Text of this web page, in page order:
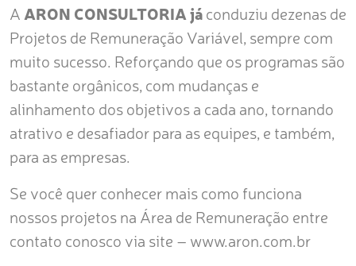
A ARON CONSULTORIA jáconduziu dezenas de
Projetos de Remuneração Variável, sempre com
muito sucesso. Reforçando que os programas são
bastante orgânicos, com mudanças e
alinhamento dos objetivos a cada ano, tornando
atrativo e desafiador para as equipes, e também,
para as empresas.
Se você quer conhecer mais como funciona
nossos projetos na Área de Remuneração entre
contato conosco via site – www.aron.com.br